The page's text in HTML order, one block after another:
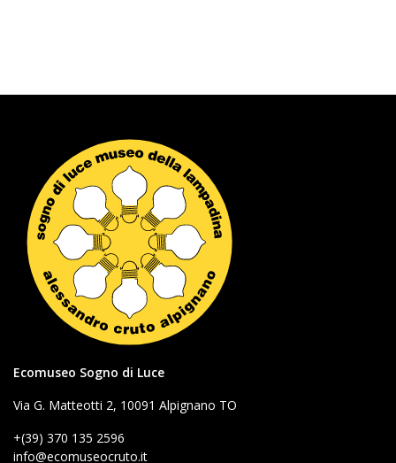
Ecomuseo Sogno di Luce
Via G. Matteotti 2, 10091 Alpignano TO
+(39) 370 135 2596
info@ecomuseocruto.it